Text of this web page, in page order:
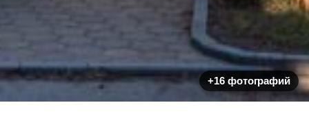
+16 фотографий